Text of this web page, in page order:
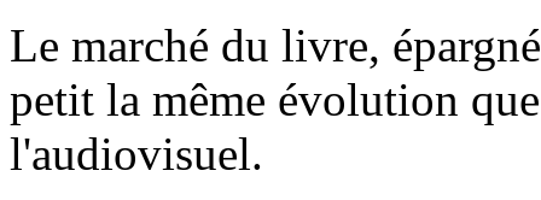
Le marché du livre,
petit la même évolution
l'audiovisuel.